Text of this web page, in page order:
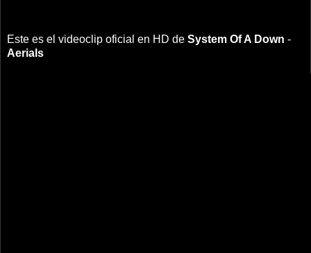
Este es el videoclip oficial en HD de System Of A Down -
Aerials